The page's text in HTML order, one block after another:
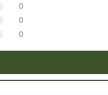
0
0
0